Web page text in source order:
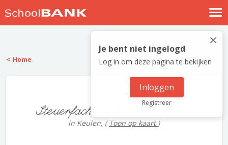
Nostalgische verhalen
Log in
Meld je gratis aan
×
Je bent niet ingelogd
Log in om deze pagina te bekijken
Inloggen
Registreer
Home
Steuerfachschule Dr. Endriss
in Keulen, ( Toon op kaart )